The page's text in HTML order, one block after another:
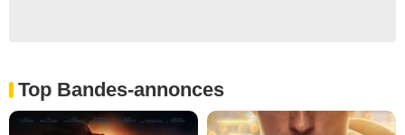
Top Bandes-annonces